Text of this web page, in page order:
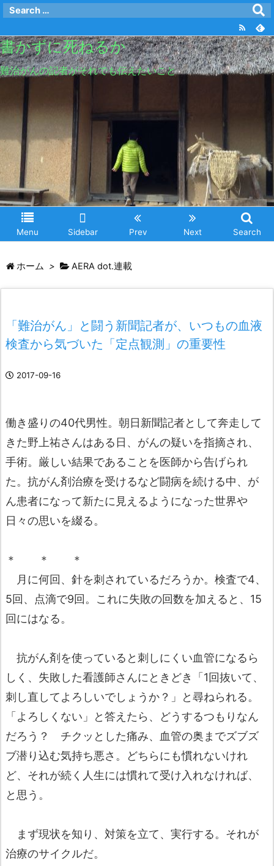
書かずに死ねるか
難治がんの記者がそれでも伝えたいこと
Menu Sidebar Prev Next Search
ホーム > AERA dot.連載
「難治がん」と闘う新聞記者が、いつもの血液
検査から気づいた「定点観測」の重要性
2017-09-16
働き盛りの40代男性。朝日新聞記者として奔走して
きた野上祐さんはある日、がんの疑いを指摘され、
手術。厳しい結果であることを医師から告げられ
た。抗がん剤治療を受けるなど闘病を続ける中、が
ん患者になって新たに見えるようになった世界や
日々の思いを綴る。
＊ ＊ ＊
月に何回、針を刺されているだろうか。検査で4、
5回、点滴で9回。これに失敗の回数を加えると、15
回にはなる。
抗がん剤を使っていると刺しにくい血管になるら
しく、失敗した看護師さんにときどき「1回抜いて、
刺し直してよろしいでしょうか？」と尋ねられる。
「よろしくない」と答えたら、どうするつもりなん
だろう？ チクッとした痛み、血管の奥までズブズ
ブ潜り込む気持ち悪さ。どちらにも慣れないけれ
ど、それが続く人生には慣れて受け入れなければ、
と思う。
まず現状を知り、対策を立て、実行する。それが
治療のサイクルだ。